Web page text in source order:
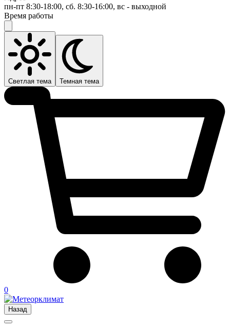
пн-пт 8:30-18:00, сб. 8:30-16:00, вс - выходной
Время работы
Светлая тема Темная тема
0
Назад